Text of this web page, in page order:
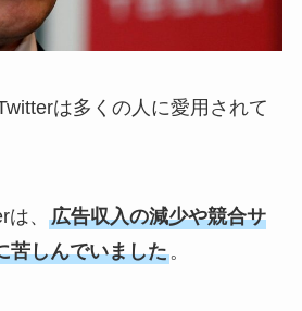
は多くの人に愛用されて
、 広告収入の減少や競合サ
苦しんでいました。